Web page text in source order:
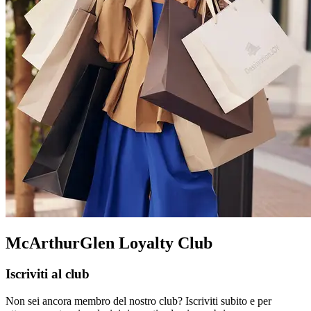
McArthurGlen Loyalty Club
Iscriviti al club
Non sei ancora membro del nostro club? Iscriviti subito e per